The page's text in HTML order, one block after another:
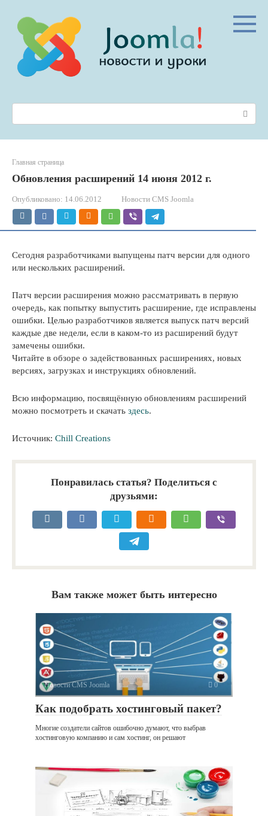
контенту
Главная страница
Обновления расширений 14 июня 2012 г.
Опубликовано: 14.06.2012 Новости CMS Joomla
Сегодня разработчиками выпущены патч версии для одного
или нескольких расширений.
Патч версии расширения можно рассматривать в первую
очередь, как попытку выпустить расширение, где исправлены
ошибки. Целью разработчиков является выпуск патч версий
каждые две недели, если в каком-то из расширений будут
замечены ошибки.
Читайте в обзоре о задействованных расширениях, новых
версиях, загрузках и инструкциях обновлений.
Всю информацию, посвящённую обновлениям расширений
можно посмотреть и скачать здесь.
Источник: Сhill Creations
Понравилась статья? Поделиться с
друзьями:
Вам также может быть интересно
Новости CMS Joomla 0
Как подобрать хостинговый пакет?
Многие создатели сайтов ошибочно думают, что выбрав
хостинговую компанию и сам хостинг, он решают